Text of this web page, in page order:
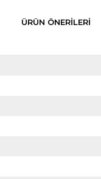
ÜRÜN ÖNERILERI